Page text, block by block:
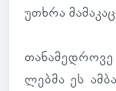
უთხრა
ლებმა ეს